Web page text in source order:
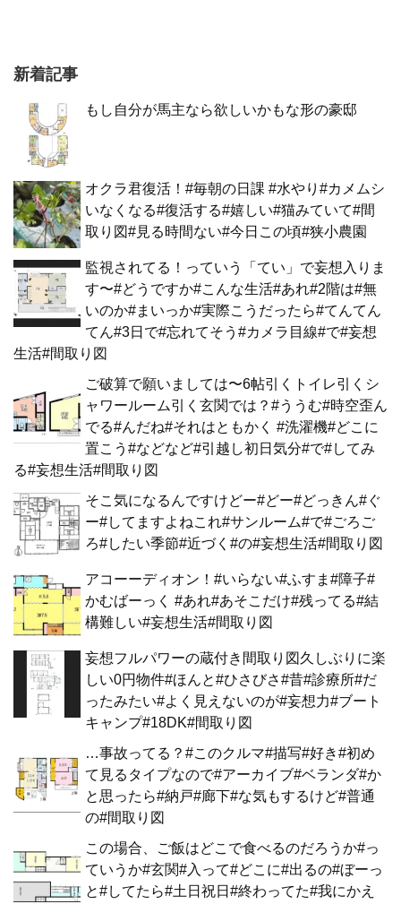
新着記事
もし自分が馬主なら欲しいかもな形の豪邸
オクラ君復活！#毎朝の日課 #水やり#カメムシ
いなくなる#復活する#嬉しい#猫みていて#間
取り図#見る時間ない#今日この頃#狭小農園
監視されてる！っていう「てい」で妄想入りま
す〜#どうですか#こんな生活#あれ#2階は#無
いのか#まいっか#実際こうだったら#てんてん
てん#3日で#忘れてそう#カメラ目線#で#妄想
生活#間取り図
ご破算で願いましては〜6帖引くトイレ引くシ
ャワールーム引く玄関では？#ううむ#時空歪ん
でる#んだね#それはともかく #洗濯機#どこに
置こう#などなど#引越し初日気分#で#してみ
る#妄想生活#間取り図
そこ気になるんですけどー#どー#どっきん#ぐ
ー#してますよねこれ#サンルーム#で#ごろご
ろ#したい季節#近づく#の#妄想生活#間取り図
アコーーディオン！#いらない#ふすま#障子#
かむばーっく #あれ#あそこだけ#残ってる#結
構難しい#妄想生活#間取り図
妄想フルパワーの蔵付き間取り図久しぶりに楽
しい0円物件#ほんと#ひさびさ#昔#診療所#だ
ったみたい#よく見えないのが#妄想力#ブート
キャンプ#18DK#間取り図
…事故ってる？#このクルマ#描写#好き#初め
て見るタイプなので#アーカイブ#ベランダ#か
と思ったら#納戸#廊下#な気もするけど#普通
の#間取り図
この場合、ご飯はどこで食べるのだろうか#っ
ていうか#玄関#入って#どこに#出るの#ぼーっ
と#してたら#土日祝日#終わってた#我にかえ